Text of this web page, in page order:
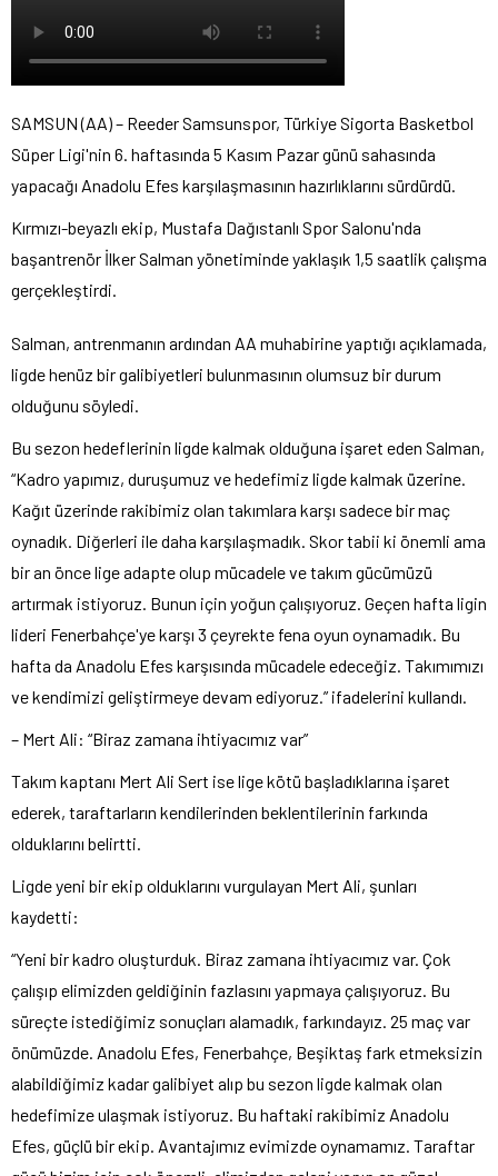
SAMSUN (AA) – Reeder Samsunspor, Türkiye Sigorta Basketbol
Süper Ligi'nin 6. haftasında 5 Kasım Pazar günü sahasında
yapacağı Anadolu Efes karşılaşmasının hazırlıklarını sürdürdü.
Kırmızı-beyazlı ekip, Mustafa Dağıstanlı Spor Salonu'nda
başantrenör İlker Salman yönetiminde yaklaşık 1,5 saatlik çalışma
gerçekleştirdi.
Salman, antrenmanın ardından AA muhabirine yaptığı açıklamada,
ligde henüz bir galibiyetleri bulunmasının olumsuz bir durum
olduğunu söyledi.
Bu sezon hedeflerinin ligde kalmak olduğuna işaret eden Salman,
“Kadro yapımız, duruşumuz ve hedefimiz ligde kalmak üzerine.
Kağıt üzerinde rakibimiz olan takımlara karşı sadece bir maç
oynadık. Diğerleri ile daha karşılaşmadık. Skor tabii ki önemli ama
bir an önce lige adapte olup mücadele ve takım gücümüzü
artırmak istiyoruz. Bunun için yoğun çalışıyoruz. Geçen hafta ligin
lideri Fenerbahçe'ye karşı 3 çeyrekte fena oyun oynamadık. Bu
hafta da Anadolu Efes karşısında mücadele edeceğiz. Takımımızı
ve kendimizi geliştirmeye devam ediyoruz.” ifadelerini kullandı.
– Mert Ali: “Biraz zamana ihtiyacımız var”
Takım kaptanı Mert Ali Sert ise lige kötü başladıklarına işaret
ederek, taraftarların kendilerinden beklentilerinin farkında
olduklarını belirtti.
Ligde yeni bir ekip olduklarını vurgulayan Mert Ali, şunları
kaydetti:
“Yeni bir kadro oluşturduk. Biraz zamana ihtiyacımız var. Çok
çalışıp elimizden geldiğinin fazlasını yapmaya çalışıyoruz. Bu
süreçte istediğimiz sonuçları alamadık, farkındayız. 25 maç var
önümüzde. Anadolu Efes, Fenerbahçe, Beşiktaş fark etmeksizin
alabildiğimiz kadar galibiyet alıp bu sezon ligde kalmak olan
hedefimize ulaşmak istiyoruz. Bu haftaki rakibimiz Anadolu
Efes, güçlü bir ekip. Avantajımız evimizde oynamamız. Taraftar